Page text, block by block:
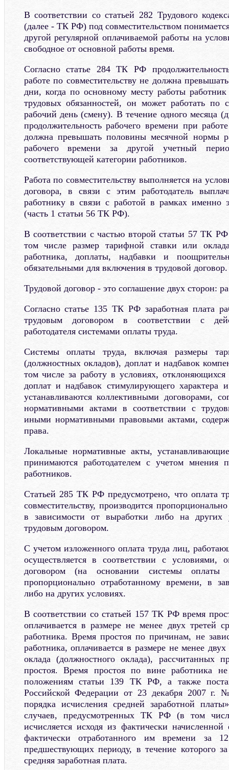
В соответствии со статьей 282 Трудового
(далее - ТК РФ) под совместительством
другой регулярной оплачиваемой работы на
свободное от основной работы время.
Согласно статье 284 ТК РФ
работе по совместительству не должна
дни, когда по основному месту работы
трудовых обязанностей, он может работать по
рабочий день (смену). В течение одного месяца
продолжительность рабочего времени при
должна превышать половины месячной нормы
рабочего времени за другой учетный
соответствующей категории работников.
Работа по совместительству выполняется на
договора, в связи с этим работодатель
работнику в связи с работой в рамках именно
(часть 1 статьи 56 ТК РФ).
В соответствии с частью второй статьи 57 ТК
том числе размер тарифной ставки или
работника, доплаты, надбавки и
обязательными для включения в трудовой договор.
Трудовой договор - это соглашение двух сторон:
Согласно статье 135 ТК РФ заработная плата
трудовым договором в соответствии с
работодателя системами оплаты труда.
Системы оплаты труда, включая размеры
(должностных окладов), доплат и надбавок
том числе за работу в условиях,
доплат и надбавок стимулирующего характера
устанавливаются коллективными договорами,
нормативными актами в соответствии с
иными нормативными правовыми актами,
права.
Локальные нормативные акты,
принимаются работодателем с учетом мнения
работников.
Статьей 285 ТК РФ предусмотрено, что оплата
совместительству, производится
в зависимости от выработки либо на других
трудовым договором.
С учетом изложенного оплата труда лиц,
осуществляется в соответствии с условиями,
договором (на основании системы оплаты
пропорционально отработанному времени, в
либо на других условиях.
В соответствии со статьей 157 ТК РФ время
оплачивается в размере не менее двух третей
работника. Время простоя по причинам, не
работника, оплачивается в размере не менее
оклада (должностного оклада), рассчитанных
простоя. Время простоя по вине работника не
положениям статьи 139 ТК РФ, а также
Российской Федерации от 23 декабря 2007 г.
порядка исчисления средней заработной
случаев, предусмотренных ТК РФ (в том
исчисляется исходя из фактически
фактически отработанного им времени за
предшествующих периоду, в течение которого
средняя заработная плата.